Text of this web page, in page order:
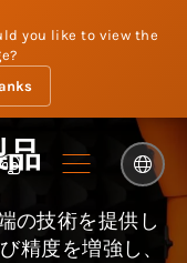
you like to view the
の技術を提供し
精度を増強し、